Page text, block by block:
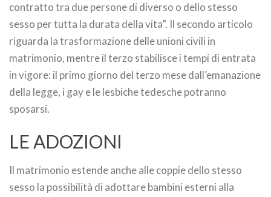
contratto tra due persone di diverso o dello stesso
sesso per tutta la durata della vita”. Il secondo articolo
riguarda la trasformazione delle unioni civili in
matrimonio, mentre il terzo stabilisce i tempi di entrata
in vigore: il primo giorno del terzo mese dall’emanazione
della legge, i gay e le lesbiche tedesche potranno
sposarsi.
LE ADOZIONI
Il matrimonio estende anche alle coppie dello stesso
sesso la possibilità di adottare bambini esterni alla